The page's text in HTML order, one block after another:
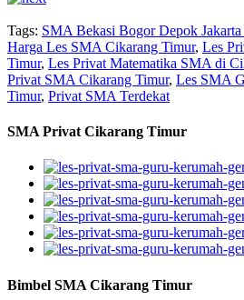
Tags: SMA Bekasi Bogor Depok Jakarta
Harga Les SMA Cikarang Timur, Les
Timur, Les Privat Matematika SMA di
Privat SMA Cikarang Timur, Les SMA
Timur, Privat SMA Terdekat
SMA Privat Cikarang Timur
Bimbel SMA Cikarang Timur